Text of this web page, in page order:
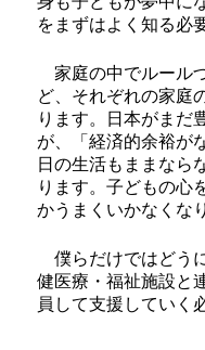
をまずはよく知る必
家庭の中でルール
ど、それぞれの家庭
ります。日本がまだ
が、「経済的余裕が
日の生活もままなら
ります。子どもの心
かうまくいかなくな
僕らだけではどう
健医療・福祉施設と
員して支援していく